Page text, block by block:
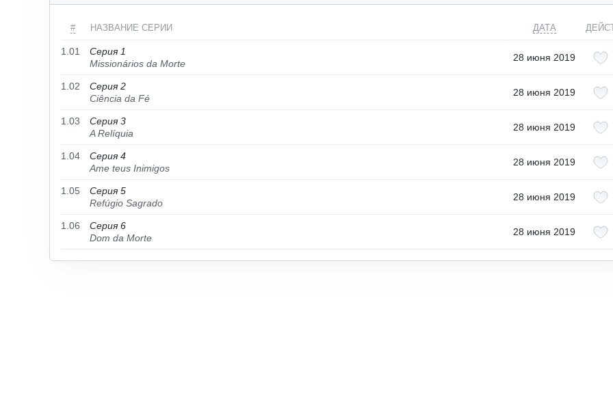
# НАЗВАНИЕ СЕРИИ ДАТА
1.01
Серия 1
Missionários da Morte
28 июня 2019
1.02
Серия 2
Ciência da Fé
28 июня 2019
1.03
Серия 3
A Relíquia
28 июня 2019
1.04
Серия 4
Ame teus Inimigos
28 июня 2019
1.05
Серия 5
Refúgio Sagrado
28 июня 2019
1.06
Серия 6
Dom da Morte
28 июня 2019